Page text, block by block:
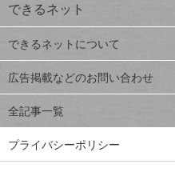
close
閉じ
る
連載
Excel Q&A
トイアンナ流仕
事術
ではじめる業務
の完全自動化
できるネット
できるネットについて
広告掲載などのお問い合わせ
全記事一覧
プライバシーポリシー